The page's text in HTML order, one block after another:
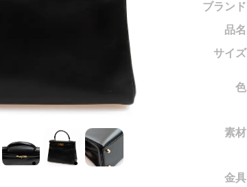
ブランド
品名
サイズ
色
素材
金具